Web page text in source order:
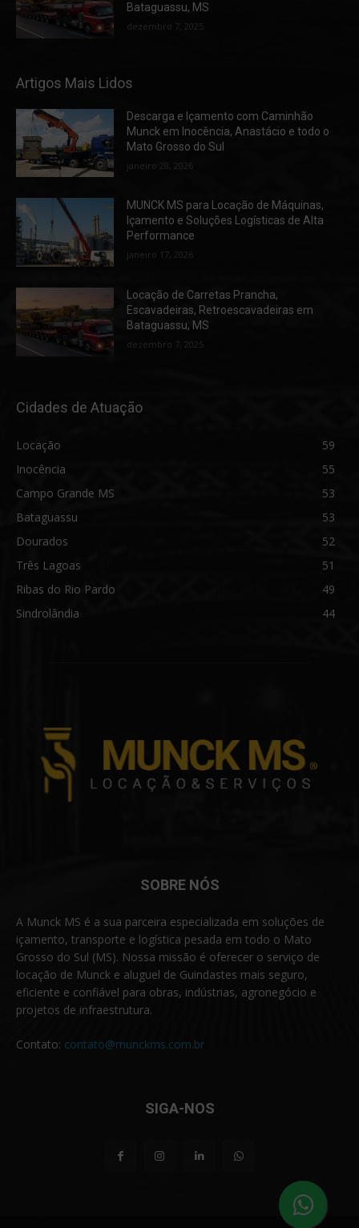
Bataguassu, MS
dezembro 7, 2025
Artigos Mais Lidos
Descarga e Içamento com Caminhão
Munck em Inocência, Anastácio e todo o
Mato Grosso do Sul
janeiro 28, 2026
MUNCK MS para Locação de Máquinas,
Içamento e Soluções Logísticas de Alta
Performance
janeiro 17, 2026
Locação de Carretas Prancha,
Escavadeiras, Retroescavadeiras em
Bataguassu, MS
dezembro 7, 2025
Cidades de Atuação
Locação
59
Inocência
55
Campo Grande MS
53
Bataguassu
53
Dourados
52
Três Lagoas
51
Ribas do Rio Pardo
49
Sindrolândia
44
SOBRE NÓS
A Munck MS é a sua parceira especializada em soluções de
içamento, transporte e logística pesada em todo o Mato
Grosso do Sul (MS). Nossa missão é oferecer o serviço de
locação de Munck e aluguel de Guindastes mais seguro,
eficiente e confiável para obras, indústrias, agronegócio e
projetos de infraestrutura.
Contato: contato@munckms.com.br
SIGA-NOS